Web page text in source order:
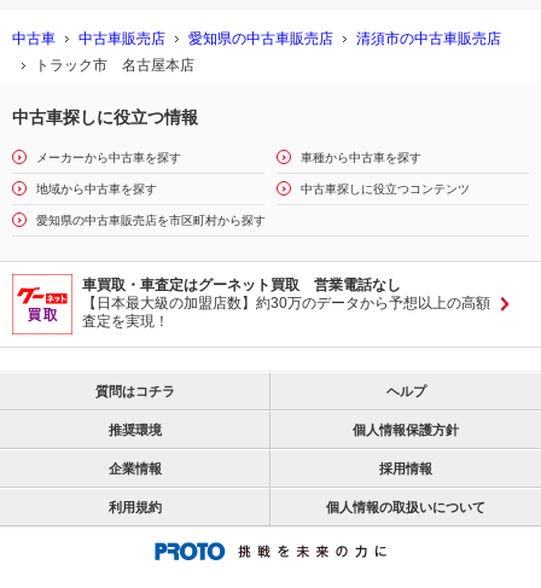
中古車 中古車販売店 愛知県の中古車販売店
清須市の中古車販売店
トラック市 名古屋本店
中古車探しに役立つ情報
メーカーから中古車を探す 車種から中古車を探す
地域から中古車を探す 中古車探しに役立つコンテンツ
愛知県の中古車販売店を市区町村から探す
車買取・車査定はグーネット買取 営業電話なし
【日本最大級の加盟店数】約30万のデータから予想以上の高額
査定を実現！
質問はコチラ ヘルプ
推奨環境 個人情報保護方針
企業情報 採用情報
利用規約 個人情報の取扱いについて